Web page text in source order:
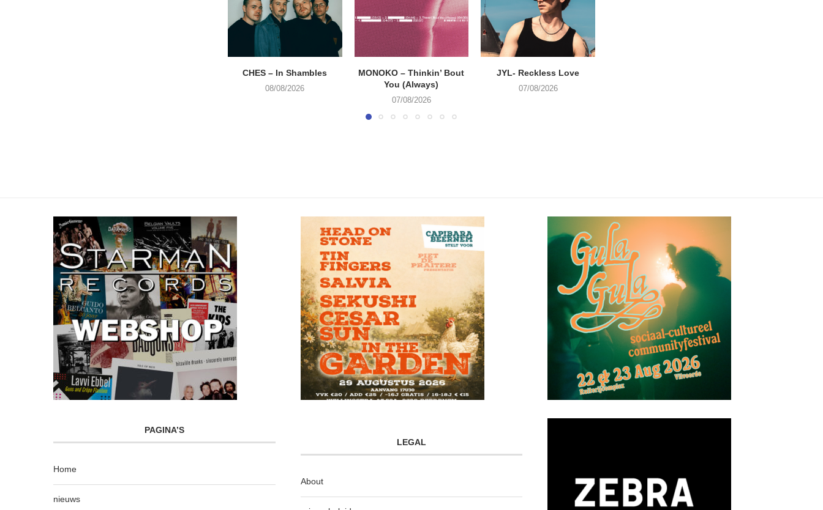
CHES – In Shambles
08/08/2026
MONOKO – Thinkin’ Bout
You (Always)
07/08/2026
JYL- Reckless Love
07/08/2026
PAGINA’S
Home
nieuws
LEGAL
About